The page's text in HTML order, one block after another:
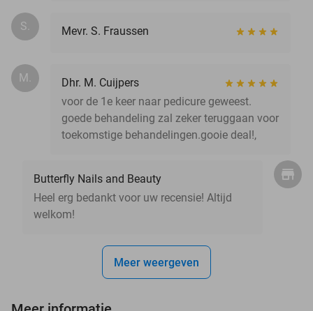
S. Mevr. S. Fraussen
M.
Dhr. M. Cuijpers
voor de 1e keer naar pedicure geweest.
goede behandeling zal zeker teruggaan voor
toekomstige behandelingen.gooie deal!,
Butterfly Nails and Beauty
Heel erg bedankt voor uw recensie! Altijd
welkom!
Meer weergeven